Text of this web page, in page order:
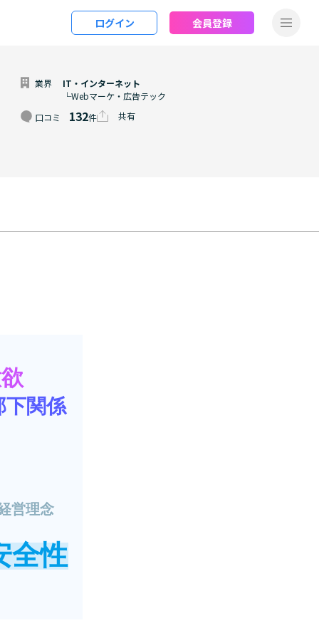
ログイン 会員登録
業界
IT・インターネット
└Webマーケ・広告テック
口コミ 132件 共有
全性
下関係
営理念